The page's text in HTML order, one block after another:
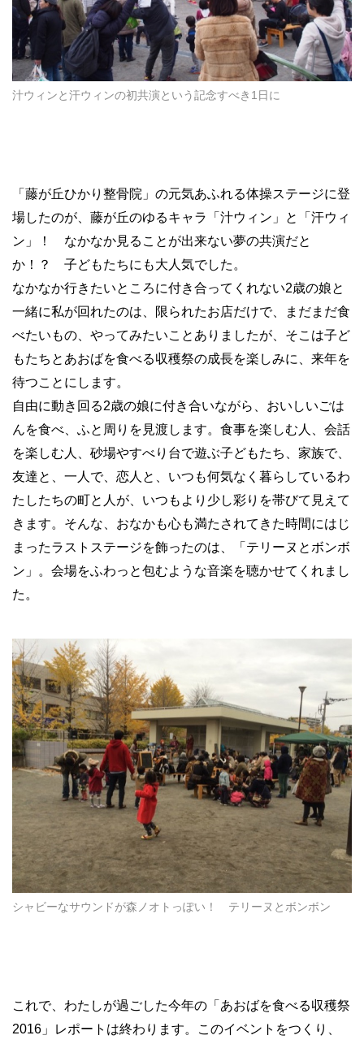
汁ウィンと汗ウィンの初共演という記念すべき1日に
「藤が丘ひかり整骨院」の元気あふれる体操ステージに登
場したのが、藤が丘のゆるキャラ「汁ウィン」と「汗ウィ
ン」！ なかなか見ることが出来ない夢の共演だと
か！？ 子どもたちにも大人気でした。
なかなか行きたいところに付き合ってくれない2歳の娘と
一緒に私が回れたのは、限られたお店だけで、まだまだ食
べたいもの、やってみたいことありましたが、そこは子ど
もたちとあおばを食べる収穫祭の成長を楽しみに、来年を
待つことにします。
自由に動き回る2歳の娘に付き合いながら、おいしいごは
んを食べ、ふと周りを見渡します。食事を楽しむ人、会話
を楽しむ人、砂場やすべり台で遊ぶ子どもたち、家族で、
友達と、一人で、恋人と、いつも何気なく暮らしているわ
たしたちの町と人が、いつもより少し彩りを帯びて見えて
きます。そんな、おなかも心も満たされてきた時間にはじ
まったラストステージを飾ったのは、「テリーヌとボンボ
ン」。会場をふわっと包むような音楽を聴かせてくれまし
た。
シャビーなサウンドが森ノオトっぽい！ テリーヌとボンボン
これで、わたしが過ごした今年の「あおばを食べる収穫祭
2016 」レポートは終わります。このイベントをつくり、